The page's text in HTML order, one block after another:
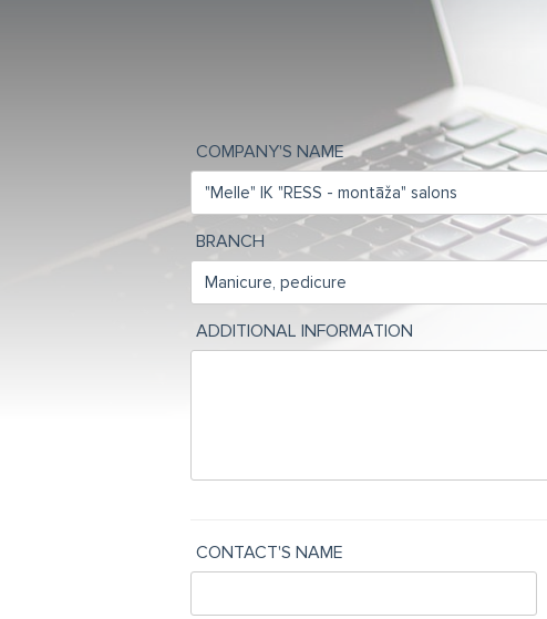
COMPANY'S NAME
BRANCH
ADDITIONAL INFORMATION
CONTACT'S NAME